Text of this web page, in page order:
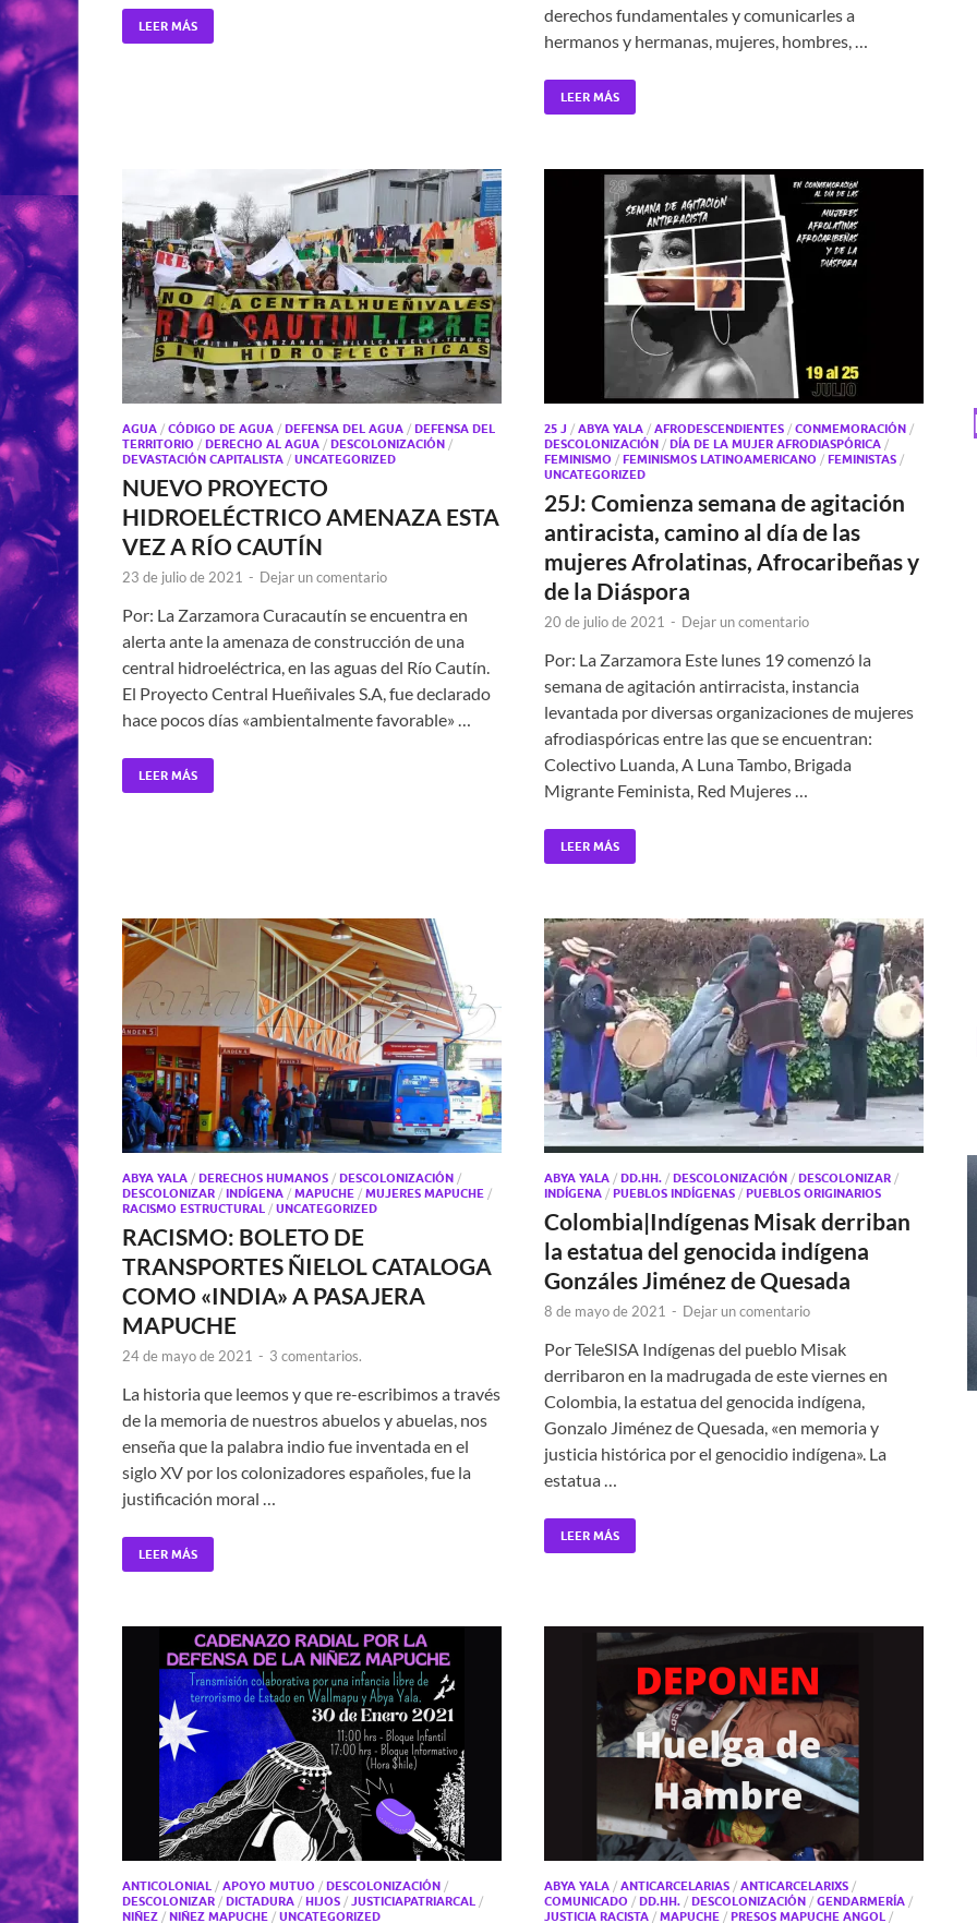
LEER MÁS
derechos fundamentales y comunicarles a
hermanos y hermanas, mujeres, hombres, …
LEER MÁS
AGUA / CÓDIGO DE AGUA / DEFENSA DEL AGUA / DEFENSA DEL
TERRITORIO / DERECHO AL AGUA / DESCOLONIZACIÓN /
DEVASTACIÓN CAPITALISTA / UNCATEGORIZED
NUEVO PROYECTO
HIDROELÉCTRICO AMENAZA ESTA
VEZ A RÍO CAUTÍN
23 de julio de 2021 - Dejar un comentario
Por: La Zarzamora Curacautín se encuentra en
alerta ante la amenaza de construcción de una
central hidroeléctrica, en las aguas del Río Cautín.
El Proyecto Central Hueñivales S.A, fue declarado
hace pocos días «ambientalmente favorable» …
LEER MÁS
25 J / ABYA YALA / AFRODESCENDIENTES / CONMEMORACIÓN /
DESCOLONIZACIÓN / DÍA DE LA MUJER AFRODIASPÓRICA /
FEMINISMO / FEMINISMOS LATINOAMERICANO / FEMINISTAS /
UNCATEGORIZED
25J: Comienza semana de agitación
antiracista, camino al día de las
mujeres Afrolatinas, Afrocaribeñas y
de la Diáspora
20 de julio de 2021 - Dejar un comentario
Por: La Zarzamora Este lunes 19 comenzó la
semana de agitación antirracista, instancia
levantada por diversas organizaciones de mujeres
afrodiaspóricas entre las que se encuentran:
Colectivo Luanda, A Luna Tambo, Brigada
Migrante Feminista, Red Mujeres …
LEER MÁS
ABYA YALA / DERECHOS HUMANOS / DESCOLONIZACIÓN /
DESCOLONIZAR / INDÍGENA / MAPUCHE / MUJERES MAPUCHE /
RACISMO ESTRUCTURAL / UNCATEGORIZED
RACISMO: BOLETO DE
TRANSPORTES ÑIELOL CATALOGA
COMO «INDIA» A PASAJERA
MAPUCHE
24 de mayo de 2021 - 3 comentarios.
La historia que leemos y que re-escribimos a través
de la memoria de nuestros abuelos y abuelas, nos
enseña que la palabra indio fue inventada en el
siglo XV por los colonizadores españoles, fue la
justificación moral …
LEER MÁS
ABYA YALA / DD.HH. / DESCOLONIZACIÓN / DESCOLONIZAR /
INDÍGENA / PUEBLOS INDÍGENAS / PUEBLOS ORIGINARIOS
Colombia|Indígenas Misak derriban
la estatua del genocida indígena
Gonzáles Jiménez de Quesada
8 de mayo de 2021 - Dejar un comentario
Por TeleSISA Indígenas del pueblo Misak
derribaron en la madrugada de este viernes en
Colombia, la estatua del genocida indígena,
Gonzalo Jiménez de Quesada, «en memoria y
justicia histórica por el genocidio indígena». La
estatua …
LEER MÁS
ANTICOLONIAL / APOYO MUTUO / DESCOLONIZACIÓN /
DESCOLONIZAR / DICTADURA / HIJOS / JUSTICIAPATRIARCAL /
NIÑEZ / NIÑEZ MAPUCHE / UNCATEGORIZED
ABYA YALA / ANTICARCELARIAS / ANTICARCELARIXS /
COMUNICADO / DD.HH. / DESCOLONIZACIÓN / GENDARMERÍA /
JUSTICIA RACISTA / MAPUCHE / PRESOS MAPUCHE ANGOL /